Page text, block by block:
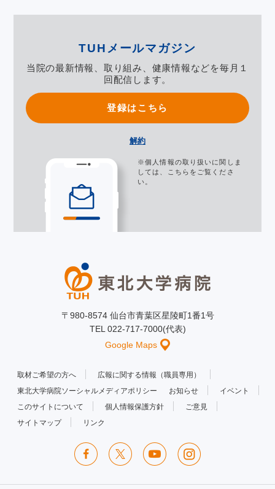
TUHメールマガジン
当院の最新情報、取り組み、健康情報などを毎月１
回配信します。
登録はこちら
解約
※個人情報の取り扱いに関しま
しては、
こちら をご覧くださ
い。
〒980-8574 仙台市青葉区星陵町1番1号
TEL 022-717-7000(代表)
Google Maps
取材ご希望の方へ
広報に関する情報（職員専用）
東北大学病院ソーシャルメディアポリシー
お知らせ
イベント
このサイトについて
個人情報保護方針
ご意見
サイトマップ
リンク